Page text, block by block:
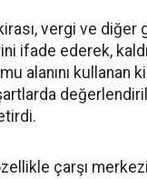
vergi ve diğer
ifade ederek,
alanını kullanan
çarşı